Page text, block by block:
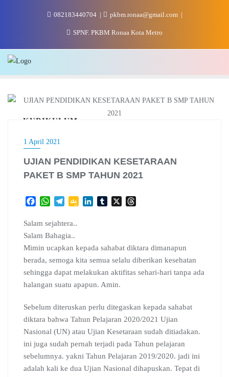
082183440704 pkbm.ronaa@gmail.com
SPNF. PKBM Ronaa Kota Metro
KURIKULUM
1 April 2021
UJIAN PENDIDIKAN KESETARAAN
PAKET B SMP TAHUN 2021
c
o
o
k
W
a
A
p
p
l
e
g
r
a
m
G
e
C
l
a
o
o
m
d
I
n
r
X
d
s
Salam sejahtera..
Salam Bahagia..
Mimin ucapkan kepada sahabat diktara dimanapun
berada, semoga kita semua selalu diberikan kesehatan
sehingga dapat melakukan aktifitas sehari-hari tanpa ada
halangan suatu apapun. Amin.
Sebelum diteruskan perlu ditegaskan kepada sahabat
diktara bahwa Tahun Pelajaran 2020/2021 Ujian
Nasional (UN) atau Ujian Kesetaraan sudah ditiadakan.
ini juga sudah pernah terjadi pada Tahun pelajaran
sebelumnya. yakni Tahun Pelajaran 2019/2020. jadi ini
adalah kali ke dua Ujian Nasional dihapuskan. Tepat di